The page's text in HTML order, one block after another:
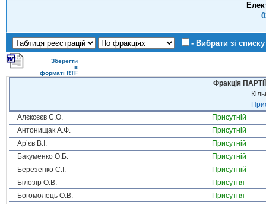
- Вибрати зі списку
Зберегти
в
форматі RTF
Фракція
Алєксєєв С.О.
Присутній
Антонищак А.Ф.
Присутній
Ар’єв В.І.
Присутній
Бакуменко О.Б.
Присутній
Березенко С.І.
Присутній
Білозір О.В.
Присутня
Богомолець О.В.
Присутня